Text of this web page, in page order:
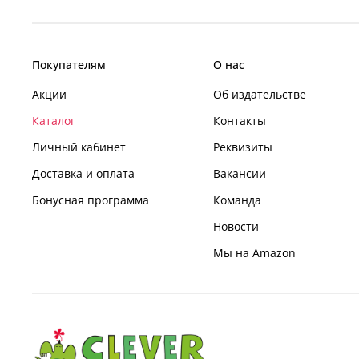
Покупателям
Акции
Каталог
Личный кабинет
Доставка и оплата
Бонусная программа
О нас
Об издательстве
Контакты
Реквизиты
Вакансии
Команда
Новости
Мы на Amazon